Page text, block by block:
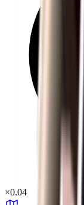
×0.04